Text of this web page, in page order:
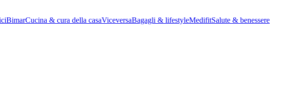
BimarCucina & cura della casaViceversaBagagli & lifestyleMedifitSalute & benessere